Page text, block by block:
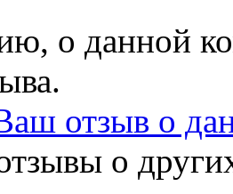
о данной
отзыв о
о